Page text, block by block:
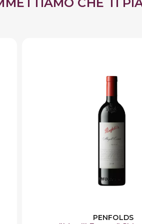
PENFOLDS